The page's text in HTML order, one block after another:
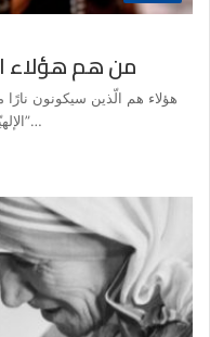
من هم هؤلاء
هؤلاء هم الّذين سيكونون
الإلهيّة في كلّ مكان: سيكونون “كسهام بيد الجبّار”…